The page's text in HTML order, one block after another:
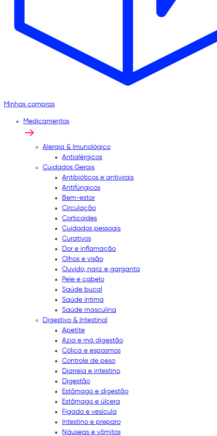
Minhas compras
Medicamentos
Alergia & Imunológico
Antialérgicos
Cuidados Gerais
Antibióticos e antivirais
Antifúngicos
Bem-estar
Circulação
Corticoides
Cuidados pessoais
Curativos
Dor e inflamação
Olhos e visão
Ouvido, nariz e garganta
Pele e cabelo
Saúde bucal
Saúde íntima
Saúde masculina
Digestivo & Intestinal
Apetite
Azia e má digestão
Cólica e espasmos
Controle de peso
Diarreia e intestino
Digestão
Estômago e digestão
Estômago e úlcera
Fígado e vesícula
Intestino e preparo
Náuseas e vômitos